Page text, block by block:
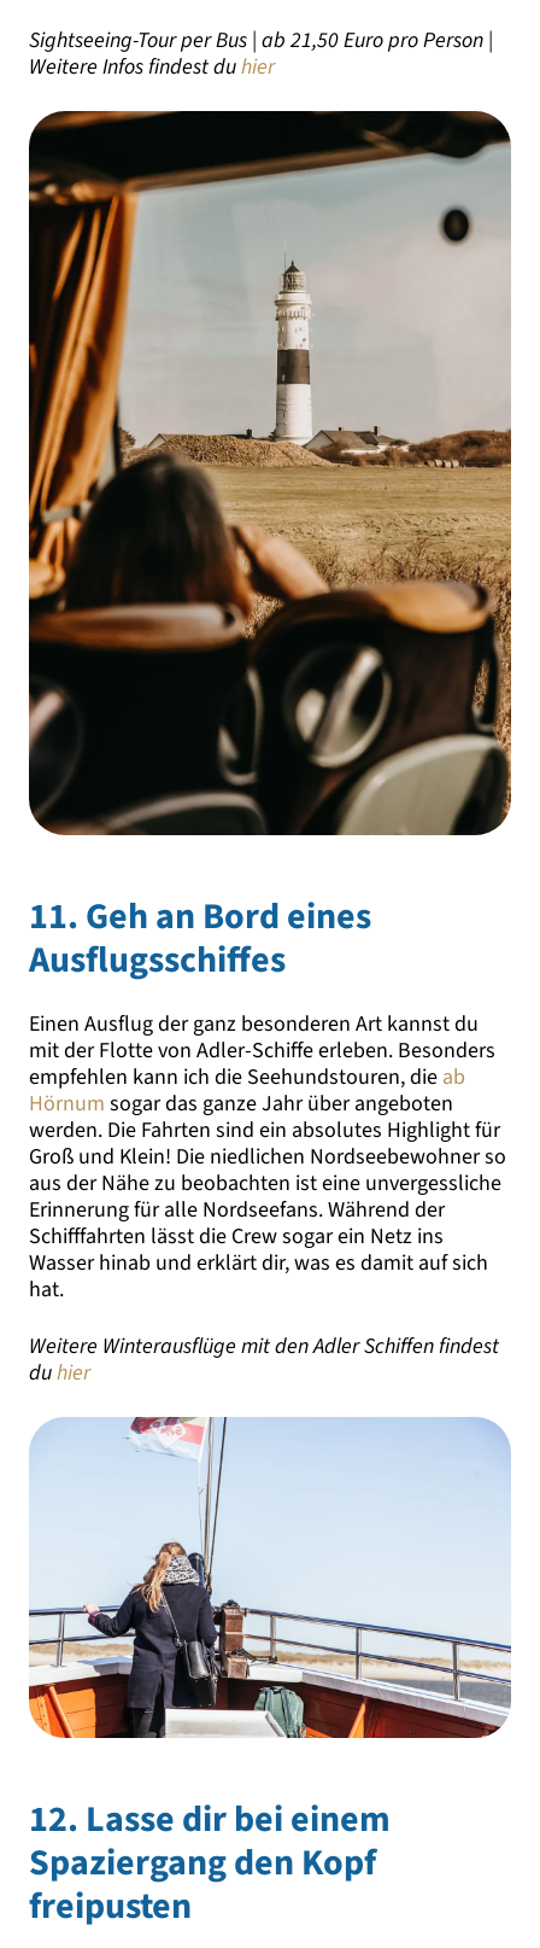
Sightseeing-Tour per Bus | ab 21,50 Euro pro Person |
Weitere Infos findest duhier
11. Geh an Bord eines
Ausflugsschiffes
Einen Ausflug der ganz besonderen Art kannst du
mit der Flotte von Adler-Schiffe erleben. Besonders
empfehlen kann ich die Seehundstouren, die ab
Hörnum sogar das ganze Jahr über angeboten
werden. Die Fahrten sind ein absolutes Highlight für
Groß und Klein! Die niedlichen Nordseebewohner so
aus der Nähe zu beobachten ist eine unvergessliche
Erinnerung für alle Nordseefans. Während der
Schifffahrten lässt die Crew sogar ein Netz ins
Wasser hinab und erklärt dir, was es damit auf sich
hat.
Weitere Winterausflüge mit den Adler Schiffen findest
duhier
12. Lasse dir bei einem
Spaziergang den Kopf
freipusten